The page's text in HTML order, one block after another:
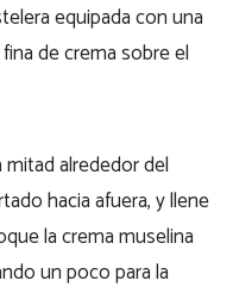
equipada con una
de crema sobre el
alrededor del
hacia afuera, y llene
la crema muselina
un poco para la